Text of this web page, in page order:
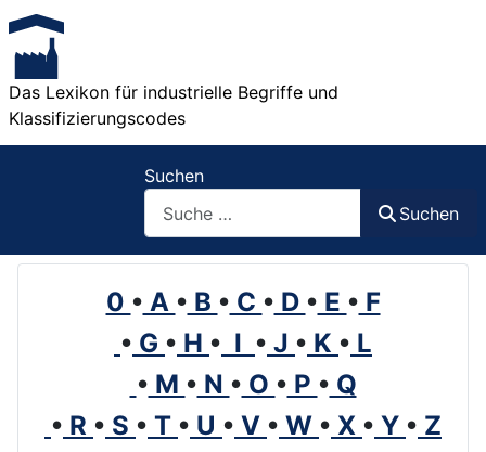
Das Lexikon für industrielle Begriffe und
Klassifizierungscodes
Suchen
Suchen
0 • A • B • C • D • E • F
• G • H • I • J • K • L
• M • N • O • P • Q
• R • S • T • U • V • W • X • Y • Z